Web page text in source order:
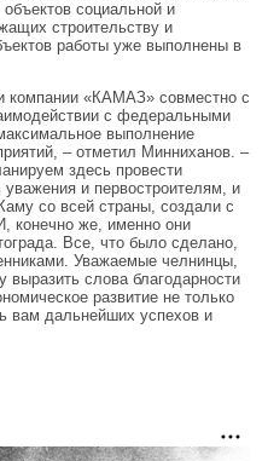
социальной и
строительству и
работы уже выполнены в
компании «КАМАЗ» совместно с
с федеральными
выполнение
– отметил Минниханов. –
здесь провести
и первостроителям, и
со всей страны, создали с
конечно же, именно они
Все, что было сделано,
Уважаемые челнинцы,
выразить слова благодарности
развитие не только
вам дальнейших успехов и